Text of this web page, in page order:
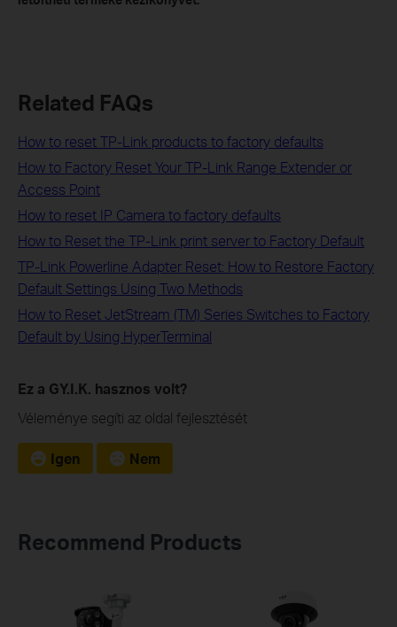
Related FAQs
How to reset TP-Link products to factory defaults
How to Factory Reset Your TP-Link Range Extender or
Access Point
How to reset IP Camera to factory defaults
How to Reset the TP-Link print server to Factory Default
TP-Link Powerline Adapter Reset: How to Restore Factory
Default Settings Using Two Methods
How to Reset JetStream (TM) Series Switches to Factory
Default by Using HyperTerminal
Ez a GY.I.K. hasznos volt?
Véleménye segíti az oldal fejlesztését
Igen Nem
Recommend Products